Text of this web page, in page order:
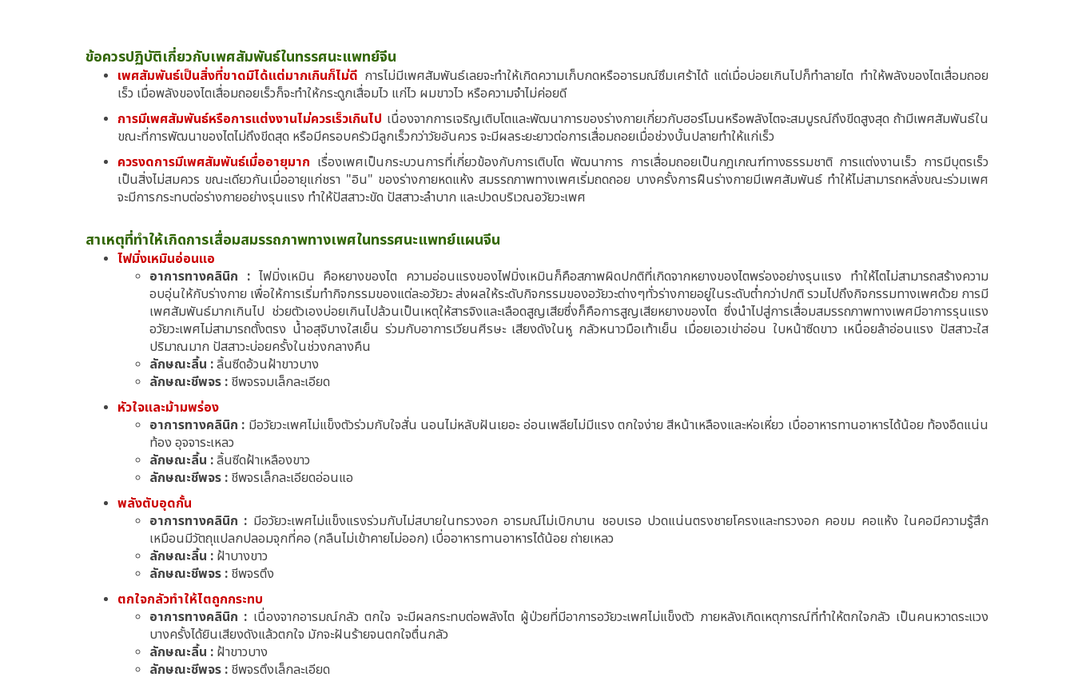
ข้อควรปฏิบัติเกี่ยวกับเพศสัมพันธ์ในทรรศนะแพทย์จีน
เพศสัมพันธ์เป็นสิ่งที่ขาดมิได้แต่มากเกินก็ไม่ดี การไม่มีเพศสัมพันธ์เลยจะทำให้เกิดความเก็บกดหรืออารมณ์ซึมเศร้าได้ แต่เมื่อบ่อยเกินไปก็ทำลายไต ทำให้พลังของไตเสื่อมถอย
เร็ว เมื่อพลังของไตเสื่อมถอยเร็วก็จะทำให้กระดูกเสื่อมไว แก่ไว ผมขาวไว หรือความจำไม่ค่อยดี
การมีเพศสัมพันธ์หรือการแต่งงานไม่ควรเร็วเกินไป เนื่องจากการเจริญเติบโตและพัฒนาการของร่างกายเกี่ยวกับฮอร์โมนหรือพลังไตจะสมบูรณ์ถึงขีดสูงสุด ถ้ามีเพศสัมพันธ์ใน
ขณะที่การพัฒนาของไตไม่ถึงขีดสุด หรือมีครอบครัวมีลูกเร็วกว่าวัยอันควร จะมีผลระยะยาวต่อการเสื่อมถอยเมื่อช่วงบั้นปลายทำให้แก่เร็ว
ควรงดการมีเพศสัมพันธ์เมื่ออายุมาก เรื่องเพศเป็นกระบวนการที่เกี่ยวข้องกับการเติบโต พัฒนาการ การเสื่อมถอยเป็นกฎเกณฑ์ทางธรรมชาติ การแต่งงานเร็ว การมีบุตรเร็ว
เป็นสิ่งไม่สมควร ขณะเดียวกันเมื่ออายุแก่ชรา "อิน" ของร่างกายหดแห้ง สมรรถภาพทางเพศเริ่มถดถอย บางครั้งการฝืนร่างกายมีเพศสัมพันธ์ ทำให้ไม่สามารถหลั่งขณะร่วมเพศ
จะมีการกระทบต่อร่างกายอย่างรุนแรง ทำให้ปัสสาวะขัด ปัสสาวะลำบาก และปวดบริเวณอวัยวะเพศ
สาเหตุที่ทำให้เกิดการเสื่อมสมรรถภาพทางเพศในทรรศนะแพทย์แผนจีน
ไฟมิ่งเหมินอ่อนแอ
อาการทางคลินิก :ไฟมิ่งเหมิน คือหยางของไต ความอ่อนแรงของไฟมิ่งเหมินก็คือสภาพผิดปกติที่เกิดจากหยางของไตพร่องอย่างรุนแรง ทำให้ไตไม่สามารถสร้างความ
อบอุ่นให้กับร่างกาย เพื่อให้การเริ่มทำกิจกรรมของแต่ละอวัยวะ ส่งผลให้ระดับกิจกรรมของอวัยวะต่างๆทั่วร่างกายอยู่ในระดับต่ำกว่าปกติ รวมไปถึงกิจกรรมทางเพศด้วย การมี
เพศสัมพันธ์มากเกินไป ช่วยตัวเองบ่อยเกินไปล้วนเป็นเหตุให้สารจิงและเลือดสูญเสียซึ่งก็คือการสูญเสียหยางของไต ซึ่งนำไปสู่การเสื่อมสมรรถภาพทางเพศมีอาการรุนแรง
อวัยวะเพศไม่สามารถตั้งตรง น้ำอสุจิบางใสเย็น ร่วมกับอาการเวียนศีรษะ เสียงดังในหู กลัวหนาวมือเท้าเย็น เมื่อยเอวเข่าอ่อน ใบหน้าซีดขาว เหนื่อยล้าอ่อนแรง ปัสสาวะใส
ปริมาณมาก ปัสสาวะบ่อยครั้งในช่วงกลางคืน
ลักษณะลิ้น :ลิ้นซีดอ้วนฝ้าขาวบาง
ลักษณะชีพจร : ชีพจรจมเล็กละเอียด
หัวใจและม้ามพร่อง
อาการทางคลินิก : มีอวัยวะเพศไม่แข็งตัวร่วมกับใจสั่น นอนไม่หลับฝันเยอะ อ่อนเพลียไม่มีแรง ตกใจง่าย สีหน้าเหลืองและห่อเหี่ยว เบื่ออาหารทานอาหารได้น้อย ท้องอืดแน่น
ท้อง อุจจาระเหลว
ลักษณะลิ้น :ลิ้นซีดฝ้าเหลืองขาว
ลักษณะชีพจร : ชีพจรเล็กละเอียดอ่อนแอ
พลังตับอุดกั้น
อาการทางคลินิก : มีอวัยวะเพศไม่แข็งแรงร่วมกับไม่สบายในทรวงอก อารมณ์ไม่เบิกบาน ชอบเรอ ปวดแน่นตรงชายโครงและทรวงอก คอขม คอแห้ง ในคอมีความรู้สึก
เหมือนมีวัตถุแปลกปลอมจุกที่คอ (กลืนไม่เข้าคายไม่ออก) เบื่ออาหารทานอาหารได้น้อย ถ่ายเหลว
ลักษณะลิ้น : ฝ้าบางขาว
ลักษณะชีพจร : ชีพจรตึง
ตกใจกลัวทำให้ไตถูกกระทบ
อาการทางคลินิก : เนื่องจากอารมณ์กลัว ตกใจ จะมีผลกระทบต่อพลังไต ผู้ป่วยที่มีอาการอวัยวะเพศไม่แข็งตัว ภายหลังเกิดเหตุการณ์ที่ทำให้ตกใจกลัว เป็นคนหวาดระแวง
บางครั้งได้ยินเสียงดังแล้วตกใจ มักจะฝันร้ายจนตกใจตื่นกลัว
ลักษณะลิ้น : ฝ้าขาวบาง
ลักษณะชีพจร : ชีพจรตึงเล็กละเอียด